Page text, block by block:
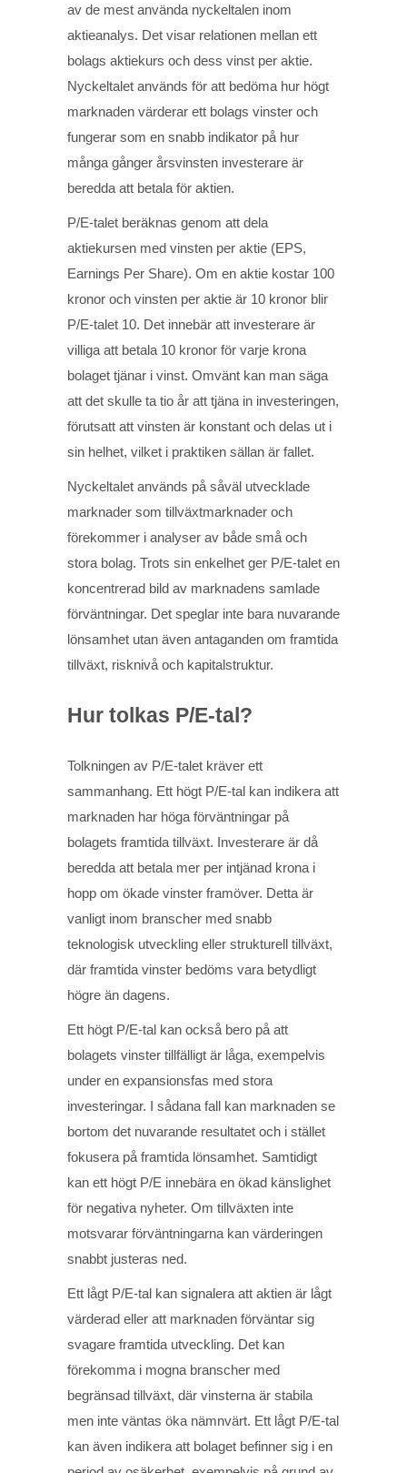
av de mest använda nyckeltalen inom
aktieanalys. Det visar relationen mellan ett
bolags aktiekurs och dess vinst per aktie.
Nyckeltalet används för att bedöma hur högt
marknaden värderar ett bolags vinster och
fungerar som en snabb indikator på hur
många gånger årsvinsten investerare är
beredda att betala för aktien.
P/E-talet beräknas genom att dela
aktiekursen med vinsten per aktie (EPS,
Earnings Per Share). Om en aktie kostar 100
kronor och vinsten per aktie är 10 kronor blir
P/E-talet 10. Det innebär att investerare är
villiga att betala 10 kronor för varje krona
bolaget tjänar i vinst. Omvänt kan man säga
att det skulle ta tio år att tjäna in investeringen,
förutsatt att vinsten är konstant och delas ut i
sin helhet, vilket i praktiken sällan är fallet.
Nyckeltalet används på såväl utvecklade
marknader som tillväxtmarknader och
förekommer i analyser av både små och
stora bolag. Trots sin enkelhet ger P/E-talet en
koncentrerad bild av marknadens samlade
förväntningar. Det speglar inte bara nuvarande
lönsamhet utan även antaganden om framtida
tillväxt, risknivå och kapitalstruktur.
Hur tolkas P/E-tal?
Tolkningen av P/E-talet kräver ett
sammanhang. Ett högt P/E-tal kan indikera att
marknaden har höga förväntningar på
bolagets framtida tillväxt. Investerare är då
beredda att betala mer per intjänad krona i
hopp om ökade vinster framöver. Detta är
vanligt inom branscher med snabb
teknologisk utveckling eller strukturell tillväxt,
där framtida vinster bedöms vara betydligt
högre än dagens.
Ett högt P/E-tal kan också bero på att
bolagets vinster tillfälligt är låga, exempelvis
under en expansionsfas med stora
investeringar. I sådana fall kan marknaden se
bortom det nuvarande resultatet och i stället
fokusera på framtida lönsamhet. Samtidigt
kan ett högt P/E innebära en ökad känslighet
för negativa nyheter. Om tillväxten inte
motsvarar förväntningarna kan värderingen
snabbt justeras ned.
Ett lågt P/E-tal kan signalera att aktien är lågt
värderad eller att marknaden förväntar sig
svagare framtida utveckling. Det kan
förekomma i mogna branscher med
begränsad tillväxt, där vinsterna är stabila
men inte väntas öka nämnvärt. Ett lågt P/E-tal
kan även indikera att bolaget befinner sig i en